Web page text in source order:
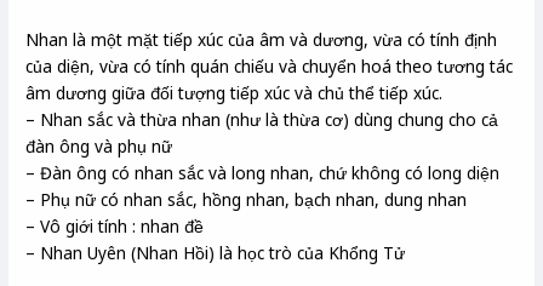
Nhan là một mặt tiếp xúc của âm và dương, vừa có tính định
của diện, vừa có tính quán chiếu và chuyển hoá theo tương tác
âm dương giữa đối tượng tiếp xúc và chủ thể tiếp xúc.
– Nhan sắc và thừa nhan (như là thừa cơ) dùng chung cho cả
đàn ông và phụ nữ
– Đàn ông có nhan sắc và long nhan, chứ không có long diện
– Phụ nữ có nhan sắc, hồng nhan, bạch nhan, dung nhan
– Vô giới tính : nhan đề
– Nhan Uyên (Nhan Hồi) là học trò của Khổng Tử